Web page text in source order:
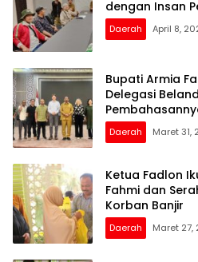
dengan Insan
Daerah April 8,
Bupati Armia
Delegasi
Daerah Maret 31,
Ketua Fadlon
Fahmi dan
Korban Banjir
Daerah Maret 27,